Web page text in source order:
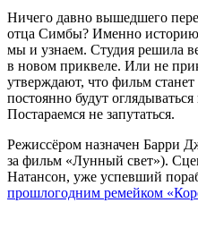
Ничего давно вышедшего
отца Симбы? Именно
мы и узнаем. Студия решила
в новом приквеле. Или не
утверждают, что фильм
постоянно будут
Постараемся не запутаться.
Режиссёром назначен Барри
за фильм «Лунный свет»).
Натансон, уже успевший
прошлогодним ремейком